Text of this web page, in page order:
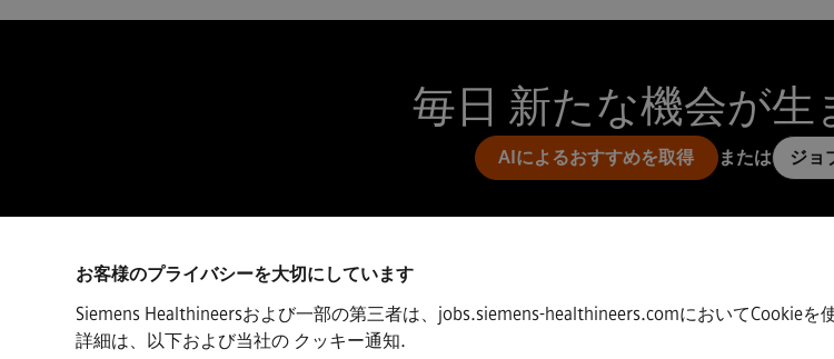
お客様のプライバシーを大切にしています
Siemens Healthineersおよび一部の第三者は、jobs.siemens-healthineers.comにおいてCookie
詳細は、以下および当社の クッキー通知.
毎日 新たな機会が生
AIによるおすすめを取得 または ジョ